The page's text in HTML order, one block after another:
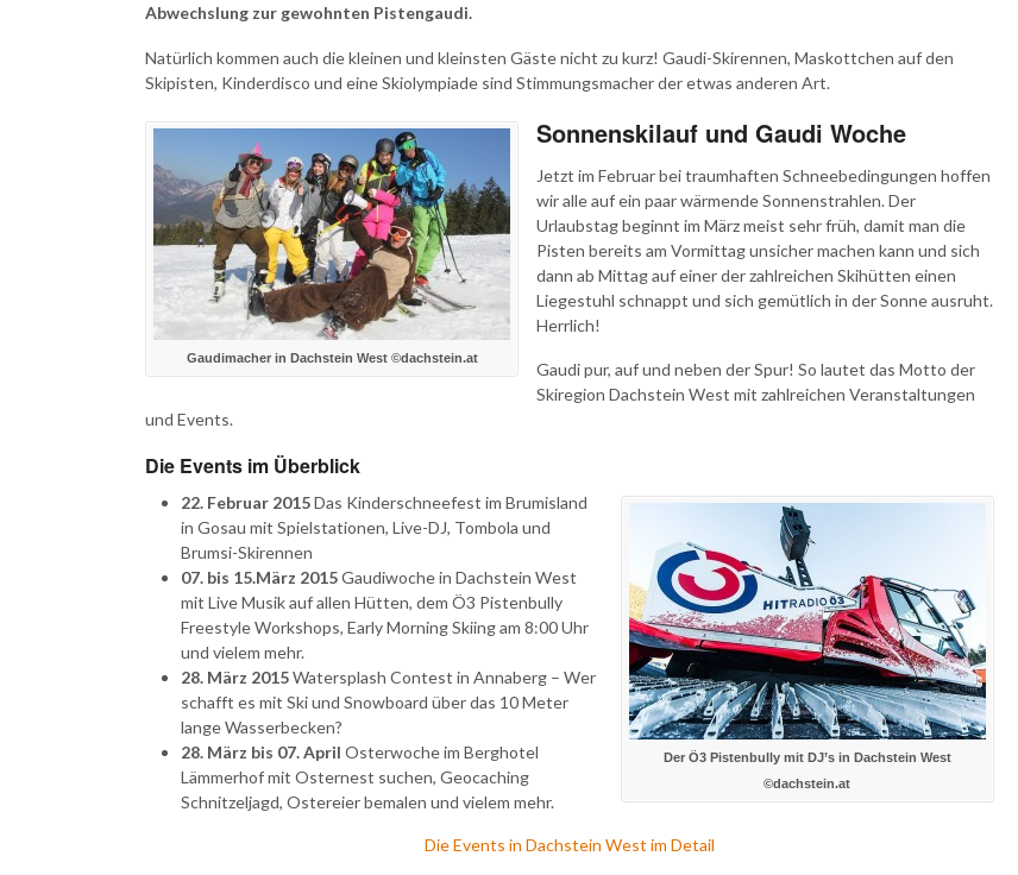
Abwechslung zur gewohnten Pistengaudi.
Natürlich kommen auch die kleinen und kleinsten Gäste nicht zu kurz! Gaudi-Skirennen, Maskottchen auf den
Skipisten, Kinderdisco und eine Skiolympiade sind Stimmungsmacher der etwas anderen Art.
Gaudimacher in Dachstein West ©dachstein.at
Sonnenskilauf und Gaudi Woche
Jetzt im Februar bei traumhaften Schneebedingungen hoffen
wir alle auf ein paar wärmende Sonnenstrahlen. Der
Urlaubstag beginnt im März meist sehr früh, damit man die
Pisten bereits am Vormittag unsicher machen kann und sich
dann ab Mittag auf einer der zahlreichen Skihütten einen
Liegestuhl schnappt und sich gemütlich in der Sonne ausruht.
Herrlich!
Gaudi pur, auf und neben der Spur! So lautet das Motto der
Skiregion Dachstein West mit zahlreichen Veranstaltungen
und Events.
Die Events im Überblick
Der Ö3 Pistenbully mit DJ’s in Dachstein West
©dachstein.at
22. Februar 2015Das Kinderschneefest im Brumisland
in Gosau mit Spielstationen, Live-DJ, Tombola und
Brumsi-Skirennen
07. bis 15.März 2015Gaudiwoche in Dachstein West
mit Live Musik auf allen Hütten, dem Ö3 Pistenbully
Freestyle Workshops, Early Morning Skiing am 8:00 Uhr
und vielem mehr.
28. März 2015Watersplash Contest in Annaberg – Wer
schafft es mit Ski und Snowboard über das 10 Meter
lange Wasserbecken?
28. März bis 07. April Osterwoche im Berghotel
Lämmerhof mit Osternest suchen, Geocaching
Schnitzeljagd, Ostereier bemalen und vielem mehr.
Die Events in Dachstein West im Detail